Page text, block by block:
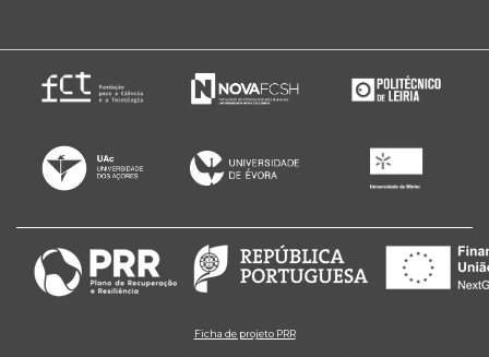
Ficha de projeto PRR